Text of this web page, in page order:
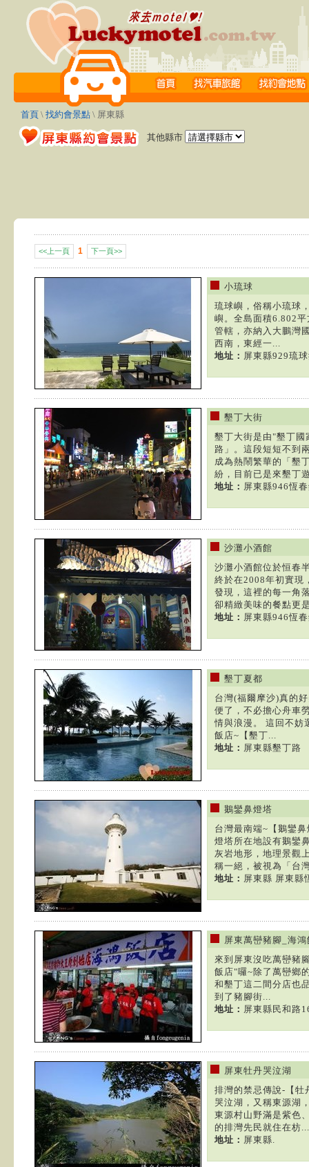
首頁 \ 找約會景點 \ 屏東縣
其他縣市
<<上一頁 1 下一頁>>
小琉球
琉球嶼，俗稱小琉球
嶼。全島面積6.802
管轄，亦納入大鵬灣
西南，東經一...
地址： 屏東縣929琉
墾丁大街
墾丁大街是由"墾丁
路」。這段短短不到
成為熱鬧繁華的「墾
紛，目前已是來墾丁
地址： 屏東縣946恆
沙灘小酒館
沙灘小酒館位於恒春
終於在2008年初實現
發現，這裡的每一角
卻精緻美味的餐點更
地址： 屏東縣946恆
墾丁夏都
台灣(福爾摩沙)真的
便了，不必擔心舟車
情與浪漫。 這回不妨
飯店~【墾丁...
地址： 屏東縣墾丁路
鵝鑾鼻燈塔
台灣最南端~【鵝鑾
燈塔所在地設有鵝鑾
灰岩地形，地理景觀
稱一絕，被視為「台
地址： 屏東縣 屏東縣
屏東萬巒豬腳_海鴻
來到屏東沒吃萬巒豬
飯店"囉~除了萬巒鄉
和墾丁這二間分店也
到了豬腳街...
地址： 屏東縣民和路
屏東牡丹哭泣湖
排灣的禁忌傳說-【牡
哭泣湖，又稱東源湖
東源村山野滿是紫色
的排灣先民就住在枋...
地址： 屏東縣.